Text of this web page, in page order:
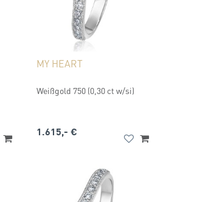
MY HEART
Weißgold 750 (0,30 ct w/si)
1.615,- €